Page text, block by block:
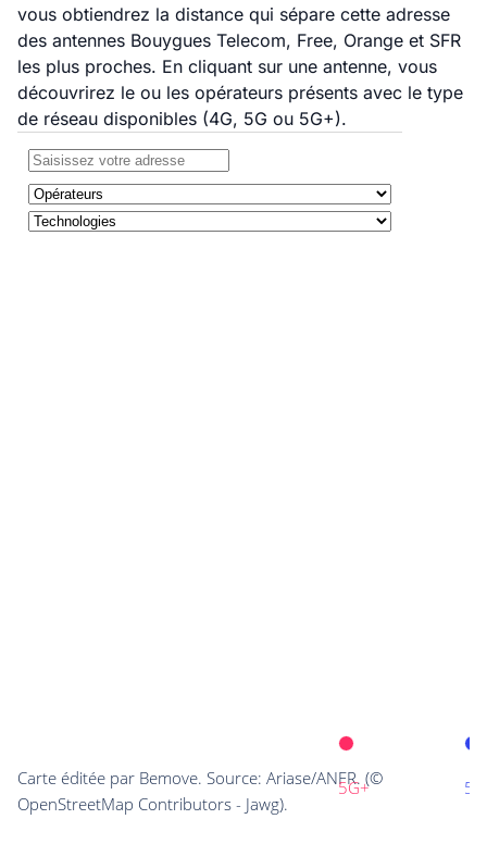
vous obtiendrez la distance qui sépare cette adresse
des antennes Bouygues Telecom, Free, Orange et SFR
les plus proches. En cliquant sur une antenne, vous
découvrirez le ou les opérateurs présents avec le type
de réseau disponibles (4G, 5G ou 5G+).